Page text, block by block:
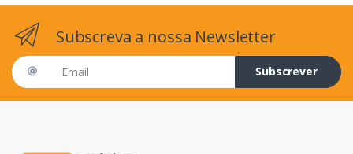
Subscreva a nossa Newsletter
Email address
Subscrever